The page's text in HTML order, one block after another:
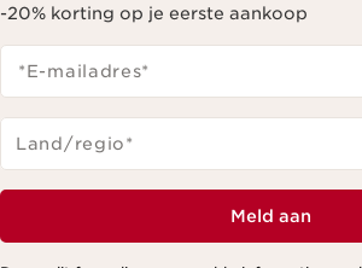
-20% korting op je eerste aankoop
*E-mailadres*
Land/regio*
Meld aan